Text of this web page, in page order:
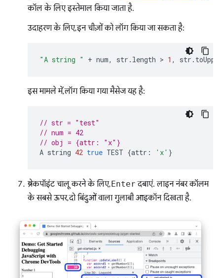
कॉल के लिए इस्तेमाल किया जाता है.
उदाहरण के लिए, इन चीज़ों को लॉग किया जा सकता है:
"A string " + num, str . length > 1 , str .
इस मामले में, लॉग किया गया मैसेज यह है:
// str = "test"
// num = 42
// obj = {attr: "x"}
A string 42 true TEST {attr : 'x' }
ब्रेकपॉइंट चालू करने के लिए,Enter दबाएं. लाइन नंबर कॉलम
के सबसे ऊपर, दो बिंदुओं वाला गुलाबी आइकॉन दिखता है.